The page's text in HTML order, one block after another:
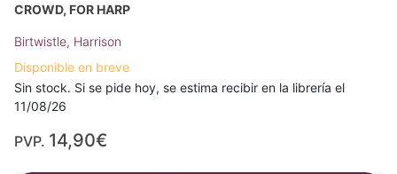
CROWD, FOR HARP
Birtwistle, Harrison
Disponible en breve
Sin stock. Si se pide hoy, se estima recibir en la librería el
11/08/26
PVP. 14,90€